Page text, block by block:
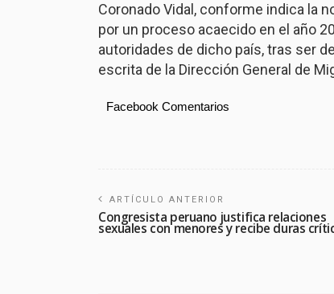
Coronado Vidal, conforme indica la
por un proceso acaecido en el año
autoridades de dicho país, tras ser
escrita de la Dirección General de
Facebook Comentarios
ARTÍCULO ANTERIOR
Congresista peruano justifica relaciones
sexuales con menores y recibe duras